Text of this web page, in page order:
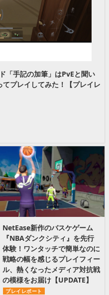
「手記の加筆」はPvEと聞い
プレイしてみた！【プレイレ
NetEase新作のバスケゲーム
『NBAダンクシティ』を先行
体験！ワンタッチで簡単なのに
戦略の幅を感じるプレイフィー
ル、熱くなったメディア対抗戦
の模様をお届け【UPDATE】
プレイレポート